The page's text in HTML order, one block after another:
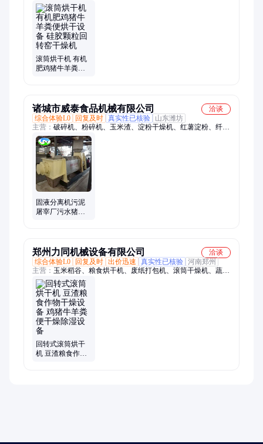
干机、包装机、压滤机、包衣机、包装设备、食品设备、实验室
仪器、制药设备、浓缩提取、工业离心机、储运设备、粉碎设
备、蒸馏设备、冻干机、制粒机、颗粒机、冷凝器、饮料生产线
滚筒烘干机 有机
肥鸡猪牛羊粪便
诸城市威泰食品机械有限公司
洽谈
综合体验L0
回复及时 真实性已核验
山东潍坊
主营： 破碎机、粉碎机、玉米渣、淀粉干燥机、红薯淀粉、纤维
管束、旋转管束、螺旋挤压、玉米纤维、玉米胚芽、螺旋酱渣、
真空冷冻、螺旋压榨、饼打散机、石膏管束、软湿物料、塑料薄
膜、防腐管束、淀粉管束、杆挤干机、蒸汽管束、湿泥粘土、干
燥料块、淀粉脱水机、挤压脱水机
固液分离机污泥
屠宰厂污水猪牛
郑州力同机械设备有限公司
洽谈
综合体验L0
回复及时 出价迅速 真实性已核验 河南郑州
主营： 玉米稻谷、粮食烘干机、废纸打包机、滚筒干燥机、蔬菜
干燥机、塑料打包机、矿渣烘干机、小麦烘干机、玉米烘干机、
大豆烘干机、滚筒烘干机、塔式小麦种子、移动水稻玉米、筒沙
子烘干机、脱水烘干机器、玉米烘干设备、农副品烘干机
回转式滚筒烘干
机 豆渣粮食作物